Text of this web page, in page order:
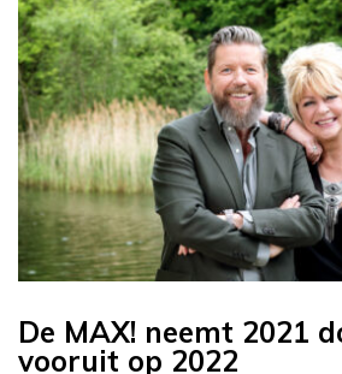
De MAX! neemt 2021
vooruit op 2022